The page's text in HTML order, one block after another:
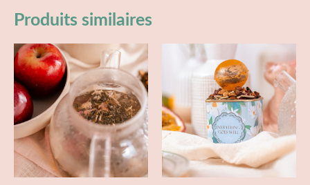
Produits similaires